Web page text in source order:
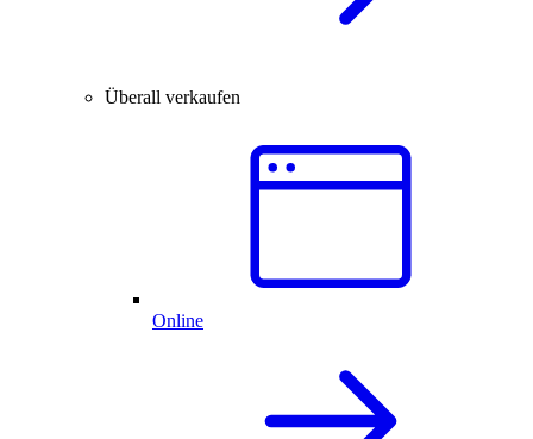
Überall verkaufen
Online